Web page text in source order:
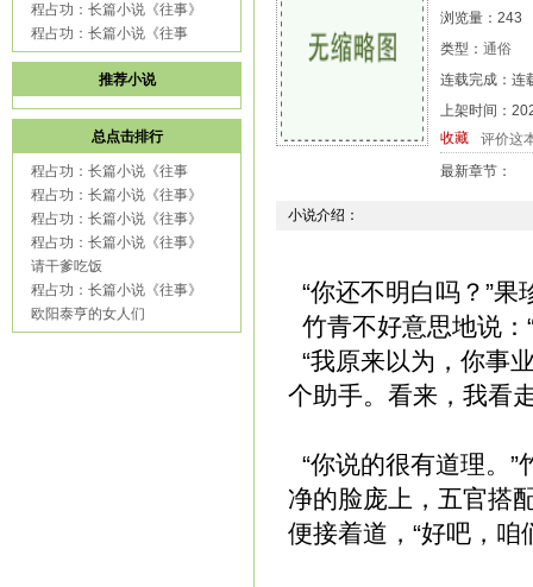
程占功：长篇小说《往事》
程占功：长篇小说《往事
推荐小说
总点击排行
程占功：长篇小说《往事
程占功：长篇小说《往事》
程占功：长篇小说《往事》
程占功：长篇小说《往事》
请干爹吃饭
程占功：长篇小说《往事》
欧阳泰亨的女人们
浏览量： 243
类型： 通俗
连载完成：连
上架时间：
收藏
评价这
最新章节：
小说介绍：
“你还不明白吗？”果
竹青不好意思地说：
“我原来以为，你事
个助手。看来，我看
“你说的很有道理。
净的脸庞上，五官搭
便接着道，“好吧，咱